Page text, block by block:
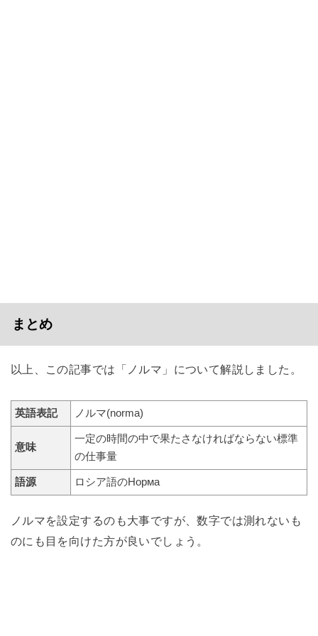
まとめ
以上、この記事では「ノルマ」について解説しました。
英語表記 ノルマ(norma)
意味
一定の時間の中で果たさなければならない標準
の仕事量
語源 ロシア語のНорма
ノルマを設定するのも大事ですが、数字では測れないも
のにも目を向けた方が良いでしょう。